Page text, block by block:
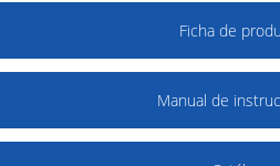
Ficha de
Manual de